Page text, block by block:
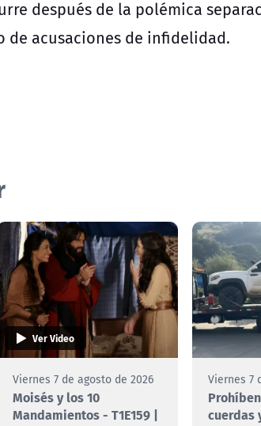
después de la polémica
de acusaciones de infidelidad.
Ver Video
Viernes 7 de agosto de 2026
Moisés y los 10
Mandamientos - T1E159 |
Viernes 7
cuerdas